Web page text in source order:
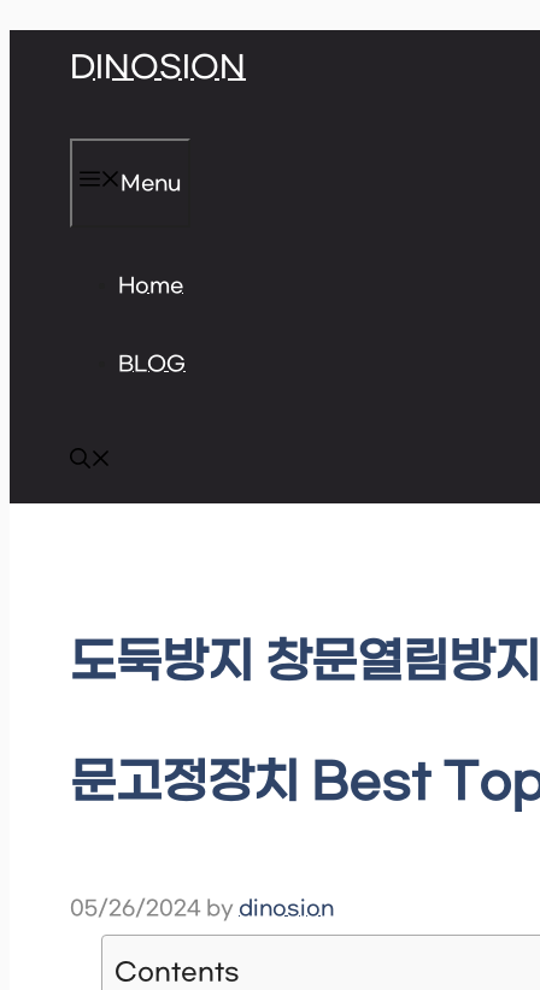
DINOSION
Menu
Home
BLOG
도둑방지 창문열림방
문고정장치 Best
05/26/2024 by dinosion
Contents